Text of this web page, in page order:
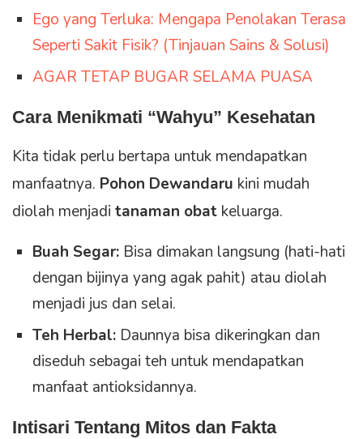
Ego yang Terluka: Mengapa Penolakan Terasa
Seperti Sakit Fisik? (Tinjauan Sains & Solusi)
AGAR TETAP BUGAR SELAMA PUASA
Cara Menikmati “Wahyu” Kesehatan
Kita tidak perlu bertapa untuk mendapatkan
manfaatnya. Pohon Dewandaru kini mudah
diolah menjadi tanaman obat keluarga.
Buah Segar: Bisa dimakan langsung (hati-hati
dengan bijinya yang agak pahit) atau diolah
menjadi jus dan selai.
Teh Herbal: Daunnya bisa dikeringkan dan
diseduh sebagai teh untuk mendapatkan
manfaat antioksidannya.
Intisari Tentang Mitos dan Fakta